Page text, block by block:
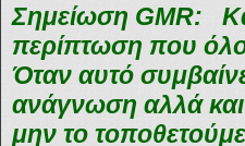
Σημείωση GMR:
περίπτωση που όλο
Όταν αυτό
ανάγνωση αλλά
μην το